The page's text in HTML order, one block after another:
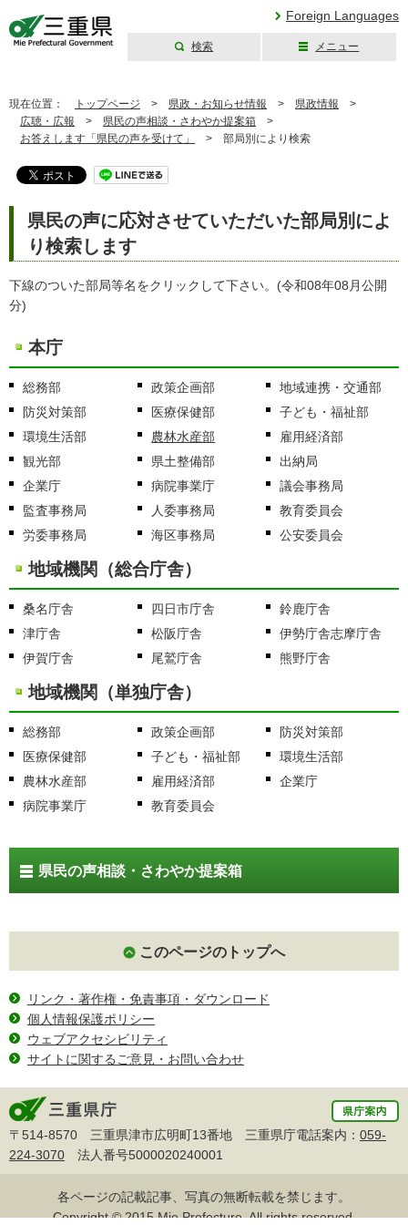
Foreign Languages
検索 メニュー
現在位置： トップページ > 県政・お知らせ情報 > 県政情報 >
広聴・広報 > 県民の声相談・さわやか提案箱 >
お答えします「県民の声を受けて」
> 部局別により検索
県民の声に応対させていただいた部局別によ
り検索します
下線のついた部局等名をクリックして下さい。(令和08年08月公開
分)
本庁
総務部 政策企画部
地域連携・交通部
防災対策部
医療保健部
子ども・福祉部
環境生活部
農林水産部
雇用経済部
観光部
県土整備部
出納局
企業庁
病院事業庁
議会事務局
監査事務局
人委事務局
教育委員会
労委事務局
海区事務局 公安委員会
地域機関（総合庁舎）
桑名庁舎 四日市庁舎
鈴鹿庁舎
津庁舎
松阪庁舎
伊勢庁舎志摩庁舎
伊賀庁舎
尾鷲庁舎 熊野庁舎
地域機関（単独庁舎）
総務部 政策企画部
防災対策部
医療保健部
子ども・福祉部
環境生活部
農林水産部
雇用経済部
企業庁
病院事業庁
教育委員会
県民の声相談・さわやか提案箱
このページのトップへ
リンク・著作権・免責事項・ダウンロード
個人情報保護ポリシー
ウェブアクセシビリティ
サイトに関するご意見・お問い合わせ
〒514-8570 三重県津市広明町13番地 三重県庁電話案内： 059-
224-3070 法人番号5000020240001
各ページの記載記事、写真の無断転載を禁じます。
Copyright © 2015 Mie Prefecture, All rights reserved.